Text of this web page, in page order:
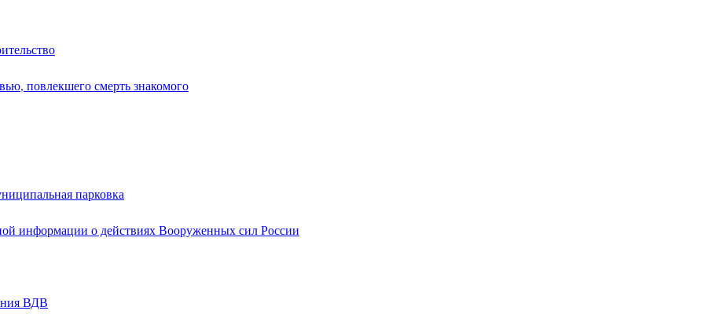
повлекшего смерть знакомого
парковка
информации о действиях Вооруженных сил России
ВДВ